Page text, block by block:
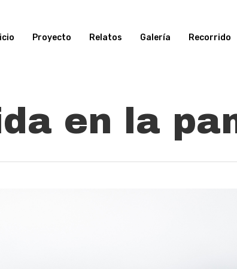
Proyecto Relatos Galería Recorrido
en la